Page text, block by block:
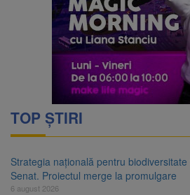
TOP ȘTIRI
Strategia națională pentru
Senat. Proiectul merge la promulgare
6 august 2026